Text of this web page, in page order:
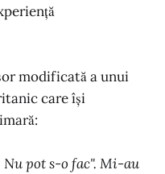
modificată a unui
care își
Nu pot s-o fac". Mi-au